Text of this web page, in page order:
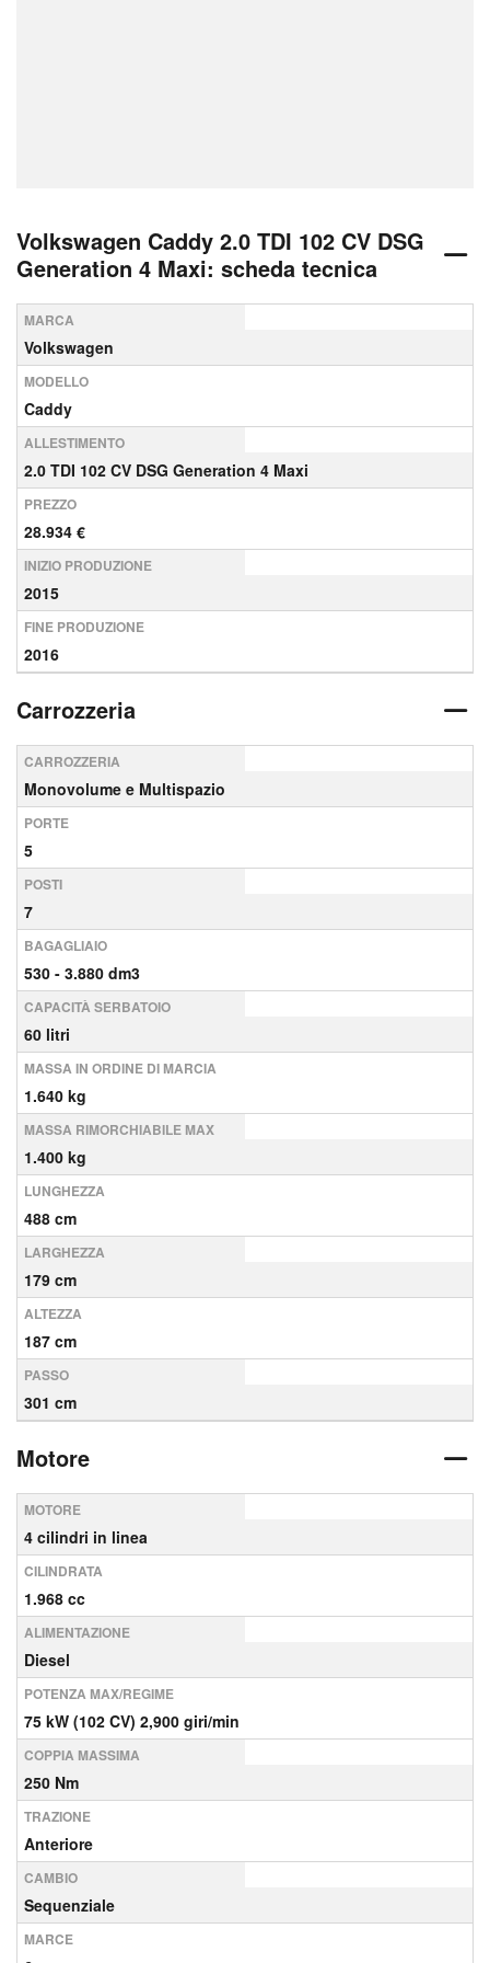
Volkswagen Caddy 2.0 TDI 102 CV DSG
Generation 4 Maxi: scheda tecnica
MARCA
Volkswagen
MODELLO
Caddy
ALLESTIMENTO
2.0 TDI 102 CV DSG Generation 4 Maxi
PREZZO
28.934 €
INIZIO PRODUZIONE
2015
FINE PRODUZIONE
2016
Carrozzeria
CARROZZERIA
Monovolume e Multispazio
PORTE
5
POSTI
7
BAGAGLIAIO
530 - 3.880 dm3
CAPACITÀ SERBATOIO
60 litri
MASSA IN ORDINE DI MARCIA
1.640 kg
MASSA RIMORCHIABILE MAX
1.400 kg
LUNGHEZZA
488 cm
LARGHEZZA
179 cm
ALTEZZA
187 cm
PASSO
301 cm
Motore
MOTORE
4 cilindri in linea
CILINDRATA
1.968 cc
ALIMENTAZIONE
Diesel
POTENZA MAX/REGIME
75 kW (102 CV) 2,900 giri/min
COPPIA MASSIMA
250 Nm
TRAZIONE
Anteriore
CAMBIO
Sequenziale
MARCE